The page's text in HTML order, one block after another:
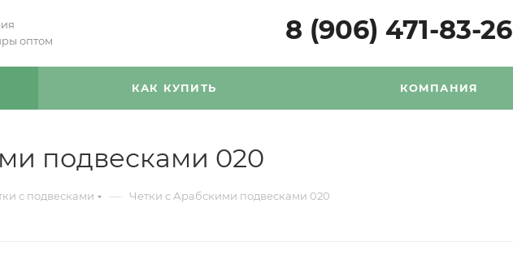
оптом
8 (906) 471-83-26
КАК КУПИТЬ КОМПАНИЯ
подвесками 020
с подвесками — Четки с Арабскими подвесками 020